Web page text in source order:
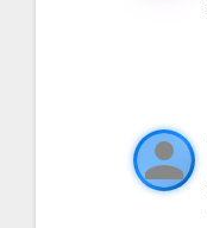
person